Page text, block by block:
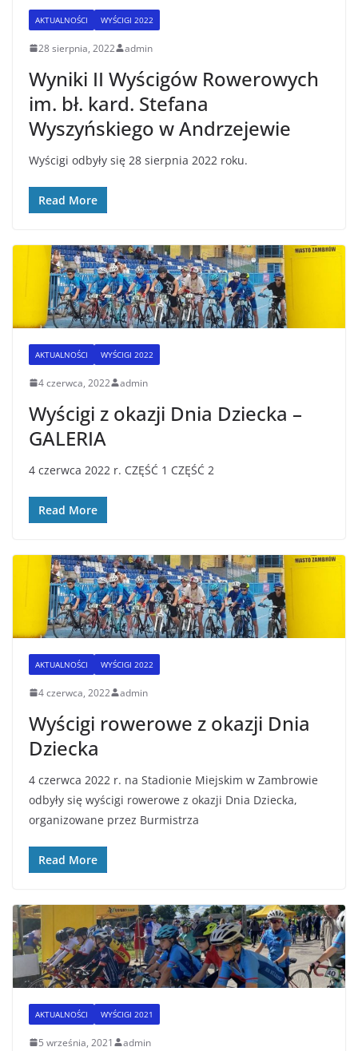
AKTUALNOŚCI WYŚCIGI 2022
28 sierpnia, 2022 admin
Wyniki II Wyścigów Rowerowych
im. bł. kard. Stefana
Wyszyńskiego w Andrzejewie
Wyścigi odbyły się 28 sierpnia 2022 roku.
Read More
AKTUALNOŚCI WYŚCIGI 2022
4 czerwca, 2022 admin
Wyścigi z okazji Dnia Dziecka –
GALERIA
4 czerwca 2022 r. CZĘŚĆ 1 CZĘŚĆ 2
Read More
AKTUALNOŚCI WYŚCIGI 2022
4 czerwca, 2022 admin
Wyścigi rowerowe z okazji Dnia
Dziecka
4 czerwca 2022 r. na Stadionie Miejskim w Zambrowie
odbyły się wyścigi rowerowe z okazji Dnia Dziecka,
organizowane przez Burmistrza
Read More
AKTUALNOŚCI WYŚCIGI 2021
5 września, 2021 admin